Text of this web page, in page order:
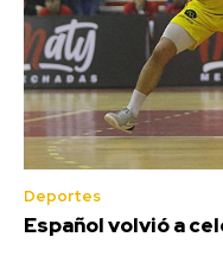
Deportes
Español volvió a